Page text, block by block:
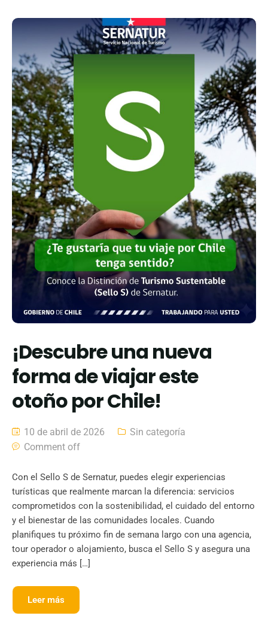
¡Descubre una nueva
forma de viajar este
otoño por Chile!
10 de abril de 2026
Sin categoría
Comment off
Con el Sello S de Sernatur, puedes elegir experiencias
turísticas que realmente marcan la diferencia: servicios
comprometidos con la sostenibilidad, el cuidado del entorno
y el bienestar de las comunidades locales. Cuando
planifiques tu próximo fin de semana largo con una agencia,
tour operador o alojamiento, busca el Sello S y asegura una
experiencia más […]
Leer más